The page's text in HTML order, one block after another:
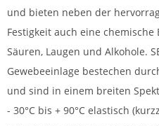
und bieten neben der
Festigkeit auch eine
Säuren, Laugen und Alkohole.
Gewebeeinlage bestechen
und sind in einem breiten
- 30°C bis + 90°C elastisch